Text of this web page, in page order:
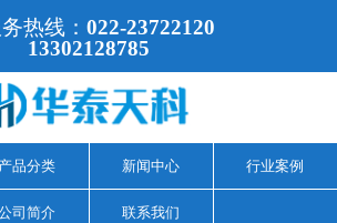
热线： 022-23722120
13302128785
产品分类 新闻中心 行业案例
司简介 联系我们